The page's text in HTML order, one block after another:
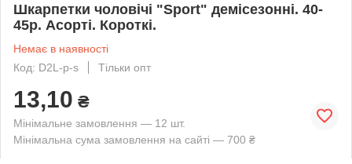
Шкарпетки чоловічі "Sport" демісезонні. 40-
45р. Асорті. Короткі.
Немає в наявності
Код: D2L-p-s
Тільки опт
13,10 ₴
Мінімальне замовлення — 12 шт.
Мінімальна сума замовлення на сайті — 700 ₴